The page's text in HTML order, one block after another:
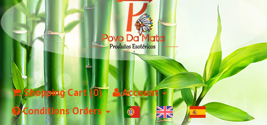
Shopping Cart (0)
Account
Conditions Orders